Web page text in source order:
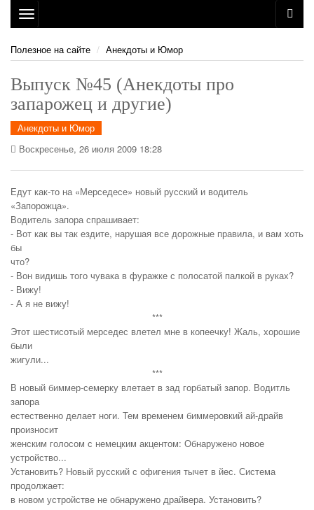
Toggle
navigation
Полезное на сайте
Анекдоты и Юмор
Выпуск №45 (Анекдоты про
запарожец и другие)
Анекдоты и Юмор
Воскресенье, 26 июля 2009 18:28
Едут как-то на «Мерседесе» новый русский и водитель
«Запорожца».
Водитель запора спрашивает:
- Вот как вы так ездите, нарушая все дорожные правила, и вам хоть
бы
что?
- Вон видишь того чувака в фуражке с полосатой палкой в руках?
- Вижу!
- А я не вижу!
***
Этот шестисотый мерседес влетел мне в копеечку! Жаль, хорошие
были
жигули...
***
В новый биммер-семерку влетает в зад горбатый запор. Водитль
запора
естественно делает ноги. Тем временем биммеровкий ай-драйв
произносит
женским голосом с немецким акцентом: Обнаружено новое
устройство...
Установить? Новый русский с офигения тычет в йес. Система
продолжает:
в новом устройстве не обнаружено драйвера. Установить?